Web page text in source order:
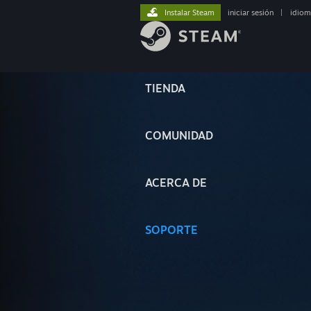
TIENDA
COMUNIDAD
ACERCA DE
SOPORTE
Instalar Steam iniciar sesión